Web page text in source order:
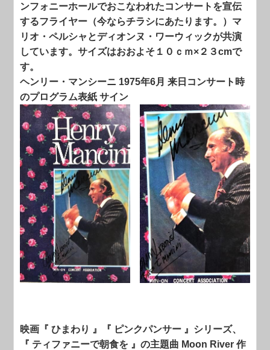
ンフォニーホールでおこなわれたコンサートを宣伝
するフライヤー（今ならチラシにあたります。）マ
リオ・ペルシャとディオンヌ・ワーウィックが共演
しています。サイズはおおよそ１０ｃｍ×２３cmで
す。
ヘンリー・マンシーニ 1975年6月 来日コンサート時
のプログラム表紙 サイン
映画『 ひまわり 』『 ピンクパンサー 』シリーズ、
『 ティファニーで朝食を 』の主題曲 Moon River 作